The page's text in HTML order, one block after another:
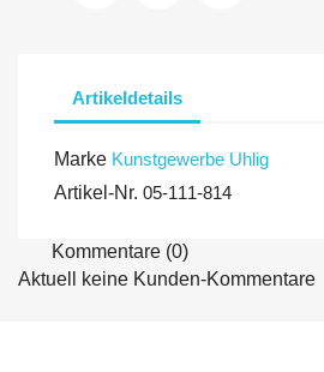
Artikeldetails
Marke Kunstgewerbe Uhlig
Artikel-Nr. 05-111-814
Kommentare (0)
Aktuell keine Kunden-Kommentare